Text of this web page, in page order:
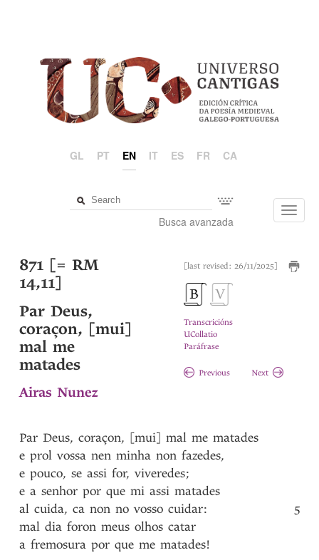
GL PT EN IT ES FR CA
Busca avanzada
[last revised: 26/11/2025]
Transcricións
UCollatio
Paráfrase
Previous Next
871 [= RM
14,11]
Par Deus,
coraçon, [mui]
mal me
matades
Airas Nunez
Par Deus, coraçon, [mui] mal me matades
e prol vossa nen minha non fazedes,
e pouco, se assi for, viveredes;
e a senhor por que mi assi matades
al cuida, ca non no vosso cuidar:
mal dia foron meus olhos catar
a fremosura por que me matades!
5